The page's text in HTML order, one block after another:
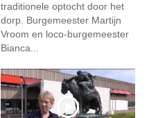
traditionele optocht door het
dorp. Burgemeester Martijn
Vroom en loco-burgemeester
Bianca...